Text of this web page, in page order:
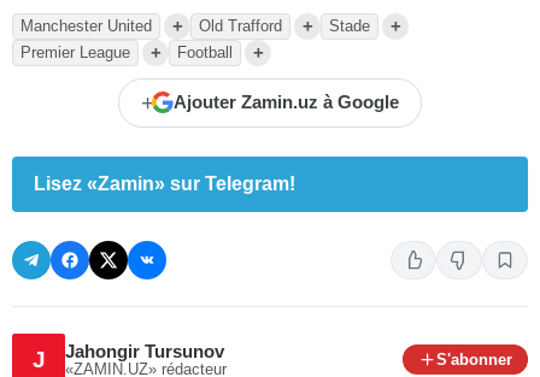
Manchester United + Old Trafford + Stade +
Premier League + Football +
+ Ajouter Zamin.uz à Google
Lisez «Zamin» sur Telegram!
J Jahongir Tursunov
«ZAMIN.UZ» rédacteur
S'abonner